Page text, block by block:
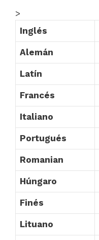
>
Inglés
Alemán
Latín
Francés
Italiano
Portugués
Romanian
Húngaro
Finés
Lituano